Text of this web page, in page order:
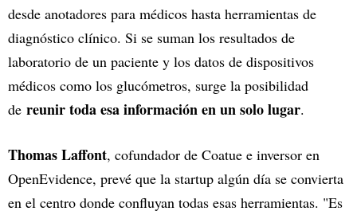
desde anotadores para médicos hasta herramientas de
diagnóstico clínico. Si se suman los resultados de
laboratorio de un paciente y los datos de dispositivos
médicos como los glucómetros, surge la posibilidad
de reunir toda esa información en un solo lugar.
Thomas Laffont, cofundador de Coatue e inversor en
OpenEvidence, prevé que la startup algún día se convierta
en el centro donde confluyan todas esas herramientas. "Es